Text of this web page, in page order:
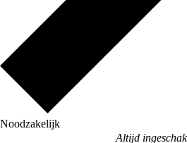
Noodzakelijk
Altijd